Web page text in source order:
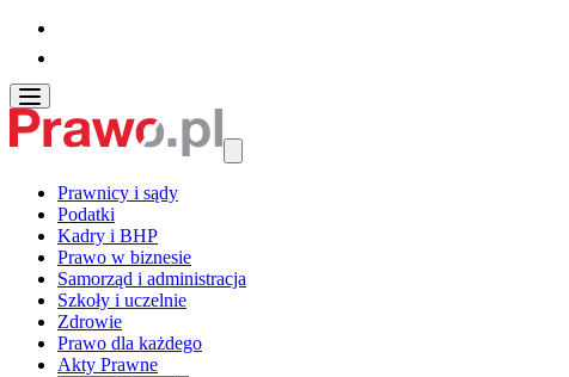
Prawnicy i sądy
Podatki
Kadry i BHP
Prawo w biznesie
Samorząd i administracja
Szkoły i uczelnie
Zdrowie
Prawo dla każdego
Akty Prawne